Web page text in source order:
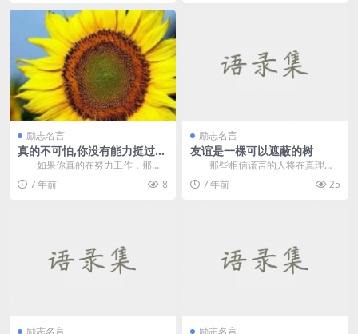
励志名言
真的不可怕,你没有能力挺过去
才是
如果你真的在努力工作，那么
你生命中最糟糕的结果就是大器晚
成而已。 1，道...
7 年前 8
励志名言
友谊是一棵可以遮蔽的树
那些相信谎言的人将在真理面
前被摧毁。——赫尔巴特 &...
7 年前 25